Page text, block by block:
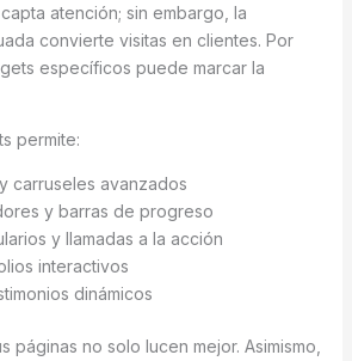
atención; sin embargo, la
convierte visitas en clientes. Por
específicos puede marcar la
permite:
carruseles avanzados
y barras de progreso
y llamadas a la acción
interactivos
dinámicos
páginas no solo lucen mejor. Asimismo,